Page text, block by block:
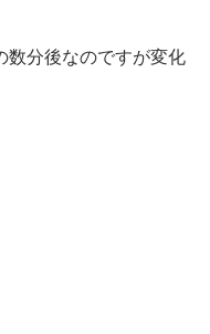
数分後なのですが変化